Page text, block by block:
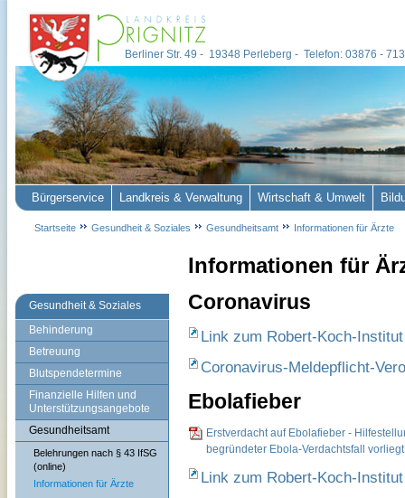
Gesundheit & Soziales
Behinderung
Betreuung
Blutspendetermine
Finanzielle Hilfen und
Unterstützungsangebote
Gesundheitsamt
Belehrungen nach § 43 IfSG
(online)
Informationen für Ärzte
Informationen für
Coronavirus
Link zum Robert-Koch-
Coronavirus-Meldepflicht-
Ebolafieber
Erstverdacht auf Ebolafieber -
begründeter Ebola-Verdachtsfall vorliegt
Link zum Robert-Koch-
Berliner Str. 49 - 19348 Perleberg - Telefon: 03876 -
Bürgerservice Landkreis & Verwaltung Wirtschaft & Umwelt
Startseite Gesundheit & Soziales Gesundheitsamt Informationen für Ärzte